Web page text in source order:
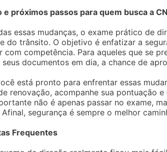
e próximos passos para quem busca a
essas mudanças, o exame prático de
do trânsito. O objetivo é enfatizar a
com competência. Para aqueles que se
seus documentos em dia, a chance de
está pronto para enfrentar essas
renovação, acompanhe sua pontuação
não é apenas passar no exame,
segurança é sempre o melhor
Frequentes